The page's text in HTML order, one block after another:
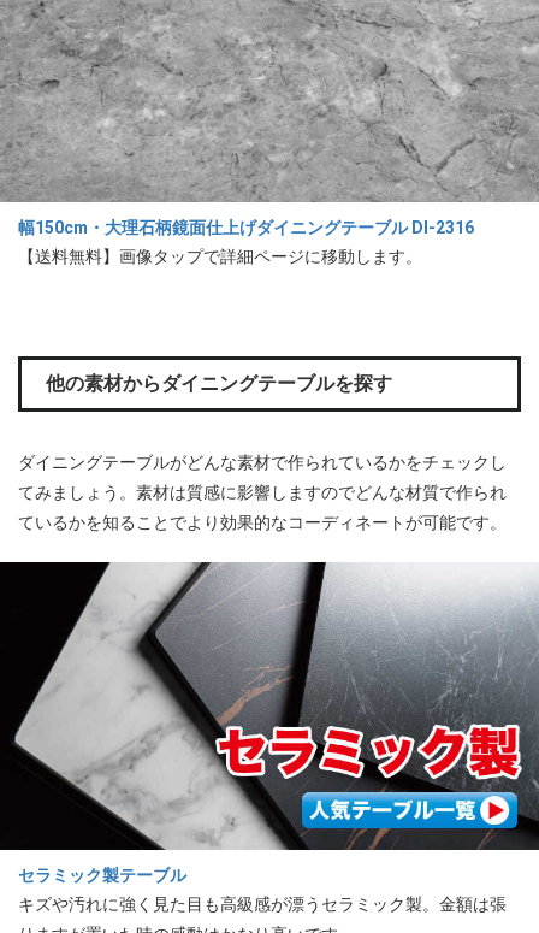
幅150cm・大理石柄鏡面仕上げダイニングテーブル DI-2316
【送料無料】画像タップで詳細ページに移動します。
他の素材からダイニングテーブルを探す
ダイニングテーブルがどんな素材で作られているかをチェックし
てみましょう。素材は質感に影響しますのでどんな材質で作られ
ているかを知ることでより効果的なコーディネートが可能です。
セラミック製テーブル
キズや汚れに強く見た目も高級感が漂うセラミック製。金額は張